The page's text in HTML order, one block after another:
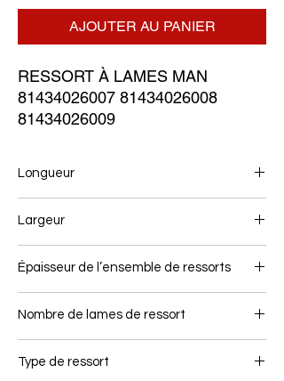
AJOUTER AU PANIER
RESSORT À LAMES MAN
81434026007 81434026008
81434026009
Longueur
Largeur
Épaisseur de l’ensemble de ressorts
Nombre de lames de ressort
Type de ressort